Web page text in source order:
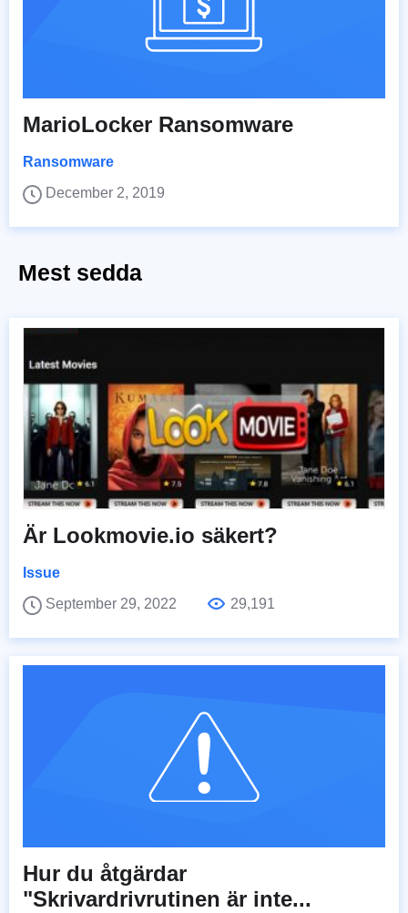
MarioLocker Ransomware
Ransomware
December 2, 2019
Mest sedda
Är Lookmovie.io säkert?
Issue
September 29, 2022
29,191
Hur du åtgärdar
"Skrivardrivrutinen är inte...